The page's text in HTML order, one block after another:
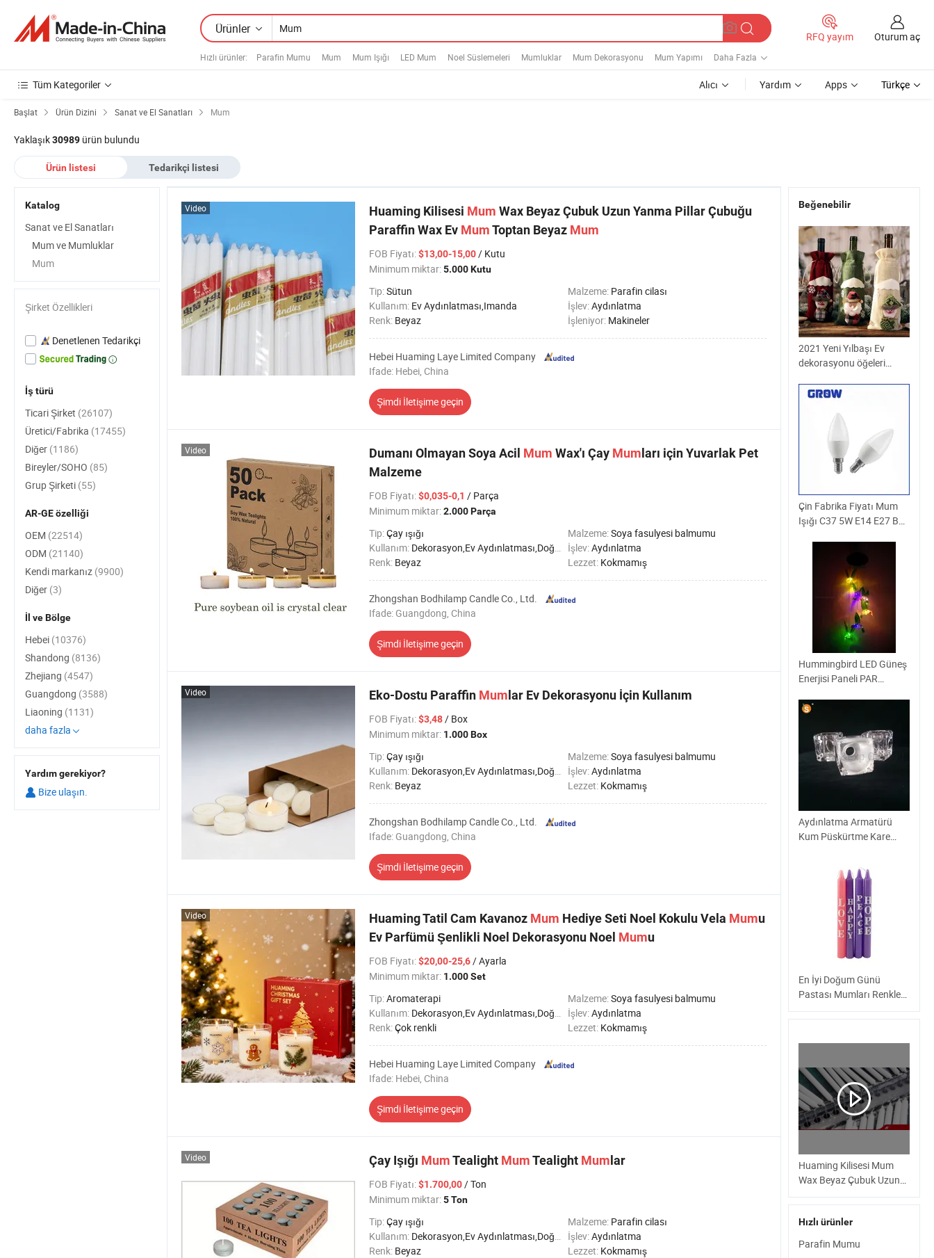
Ürünler
Hızlı ürünler: Parafin Mumu Mum Mum Işığı LED Mum Noel Süslemeleri Mumluklar Mum Dekorasyonu Mum Yapımı Daha Fazla
RFQ yayım Oturum aç
Tüm Kategoriler Alıcı Yardım Apps Türkçe
Başlat Ürün Dizini Sanat ve El Sanatları Mum
Yaklaşık30989 ürün bulundu
Ürün listesi Tedarikçi listesi
Huaming Kilisesi Mum Wax Beyaz Çubuk Uzun Yanma Pillar Çubuğu
Paraffin Wax Ev MumToptan Beyaz Mum
FOB Fiyatı:$13,00-15,00/ Kutu
Minimum miktar:5.000 Kutu
Tip:Sütun Malzeme: Parafin cilası
Kullanım: Ev Aydınlatması,Imanda İşlev:Aydınlatma
Renk: Beyaz İşleniyor: Makineler
Hebei Huaming Laye Limited Company
Ifade: Hebei, China
Şimdi İletişime geçin
Video
Dumanı Olmayan Soya Acil Mum Wax'ı Çay Mum ları için Yuvarlak Pet
Malzeme
FOB Fiyatı:$0,035-0,1 / Parça
Minimum miktar:2.000 Parça
Tip:Çay ışığı Malzeme:Soya fasulyesi balmumu
Kullanım: Dekorasyon,Ev Aydınlatması,Doğum günü,Parti,Düğün,Imanda,SPA,Tatil,Cenaze töreni İşlev:Aydınlatma
Renk: Beyaz Lezzet: Kokmamış
Zhongshan Bodhilamp Candle Co., Ltd.
Ifade: Guangdong, China
Şimdi İletişime geçin
Video
Eko-Dostu Paraffin Mum lar Ev Dekorasyonu İçin Kullanım
FOB Fiyatı:$3,48/ Box
Minimum miktar: 1.000 Box
Tip:Çay ışığı Malzeme:Soya fasulyesi balmumu
Kullanım: Dekorasyon,Ev Aydınlatması,Doğum günü,Parti,Düğün,Imanda,SPA,Tatil,Cenaze töreni İşlev:Aydınlatma
Renk: Beyaz Lezzet: Kokmamış
Zhongshan Bodhilamp Candle Co., Ltd.
Ifade: Guangdong, China
Şimdi İletişime geçin
Video
Huaming Tatil Cam Kavanoz Mum Hediye Seti Noel Kokulu Vela Mumu
Ev Parfümü Şenlikli Noel Dekorasyonu Noel Mumu
FOB Fiyatı:$20,00-25,6/ Ayarla
Minimum miktar: 1.000 Set
Tip:Aromaterapi Malzeme:Soya fasulyesi balmumu
Kullanım: Dekorasyon,Ev Aydınlatması,Doğum günü,Parti,Düğün,Imanda,SPA,Tatil,Cenaze töreni İşlev:Aydınlatma
Renk:Çok renkli Lezzet: Kokmamış
Hebei Huaming Laye Limited Company
Ifade: Hebei, China
Şimdi İletişime geçin
Video
Çay Işığı MumTealight MumTealight Mum lar
FOB Fiyatı:$1.700,00/ Ton
Minimum miktar:5 Ton
Tip:Çay ışığı Malzeme: Parafin cilası
Kullanım: Dekorasyon,Ev Aydınlatması,Doğum günü,Parti,Düğün,Imanda,SPA,Tatil,Cenaze töreni İşlev:Aydınlatma
Renk: Beyaz Lezzet: Kokmamış
Video
Beğenebilir
2021 Yeni Yılbaşı Ev
dekorasyonu öğeleri
Kırmızı şarap Şampanya
Masa Bezi
Çin Fabrika Fiyatı Mum
Işığı C37 5W E14 E27 B22
RoHS ERP LED Ampul İç
Mekan Aydınlatması
Hummingbird LED Güneş
Enerjisi Paneli PAR
Dış Mekan Su geçirmez
Caddesi Ağaç Manzara
Bahçesi Dekorasyonu
Çim Işığı lambası
Aydınlatma Armatürü
Kum Püskürtme Kare
En İyi Doğum Günü
Pastası Mumları Renkleri
ve Birçok Şekilde Doğum
Günü Mumu Farklı
Huaming Kilisesi Mum
Wax Beyaz Çubuk Uzun
Yanma Pillar Çubuğu
Paraffin Wax Ev Mum
Toptan Beyaz Mum
Hızlı ürünler
Parafin Mumu
Katalog
Sanat ve El Sanatları
Mum ve Mumluklar
Mum
Şirket Özellikleri
Denetlenen Tedarikçi
İş türü
Ticari Şirket (26107)
Üretici/Fabrika (17455)
Diğer (1186)
Bireyler/SOHO (85)
Grup Şirketi (55)
AR-GE özelliği
OEM (22514)
ODM (21140)
Kendi markanız (9900)
Diğer (3)
İl ve Bölge
Hebei (10376)
Shandong (8136)
Zhejiang (4547)
Guangdong (3588)
Liaoning (1131)
daha fazla
Yardım gerekiyor?
Bize ulaşın.